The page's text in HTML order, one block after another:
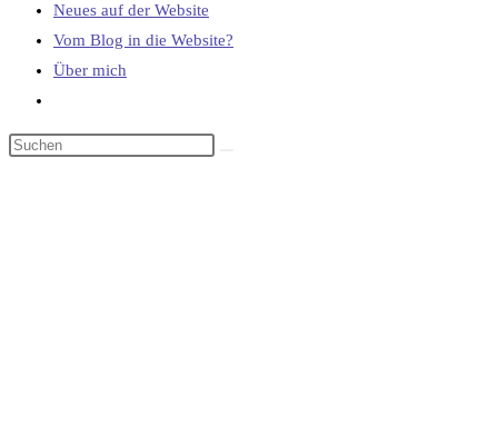
Neues auf der Website
Vom Blog in die Website?
Über mich
umschalten